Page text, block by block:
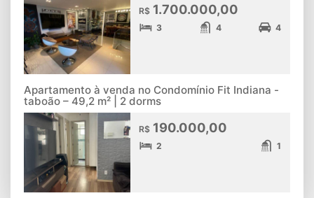
R$ 1.700.000,00
3 4 4
Apartamento à venda no Condomínio Fit Indiana -
taboão – 49,2 m² | 2 dorms
R$ 190.000,00
2 1